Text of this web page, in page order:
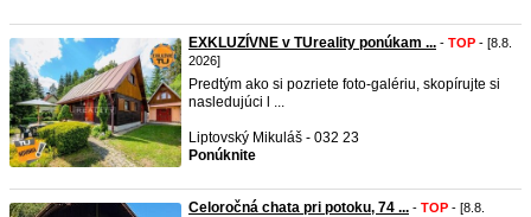
EXKLUZÍVNE v TUreality ponúkam ... - TOP - [8.8.
2026]
Predtým ako si pozriete foto-galériu, skopírujte si
nasledujúci l ...
Liptovský Mikuláš - 032 23
Ponúknite
Celoročná chata pri potoku, 74 ... - TOP - [8.8.